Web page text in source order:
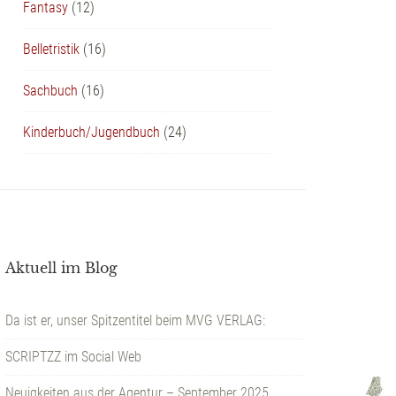
Fantasy (12)
Belletristik (16)
Sachbuch (16)
Kinderbuch/Jugendbuch (24)
Aktuell im Blog
Da ist er, unser Spitzentitel beim MVG VERLAG:
SCRIPTZZ im Social Web